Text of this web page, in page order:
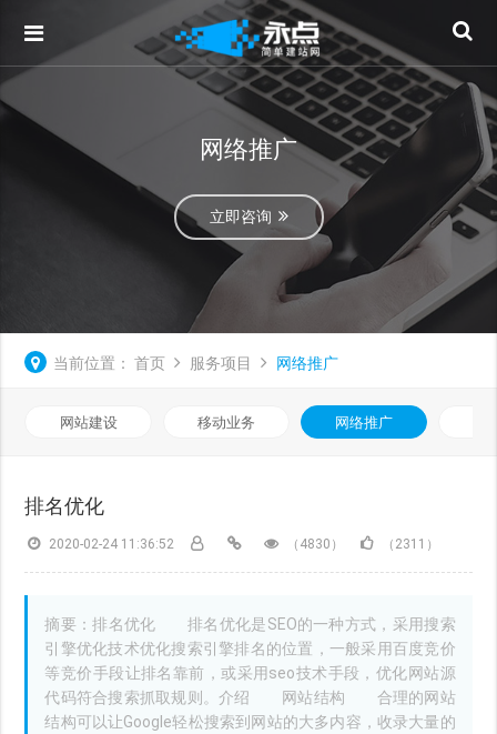
网络推广
立即咨询
当前位置： 首页 服务项目 网络推广
网站建设 移动业务 网络推广
排名优化
2020-02-24 11:36:52 （4830） （2311）
摘要：排名优化 排名优化是SEO的一种方式，采用搜索
引擎优化技术优化搜索引擎排名的位置，一般采用百度竞价
等竞价手段让排名靠前，或采用seo技术手段，优化网站源
代码符合搜索抓取规则。介绍 网站结构 合理的网站
结构可以让Google轻松搜索到网站的大多内容，收录大量的